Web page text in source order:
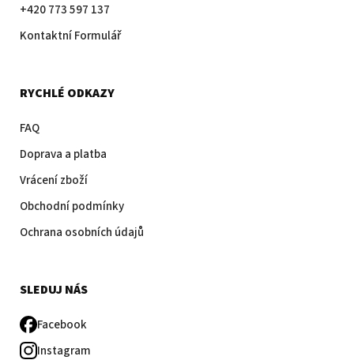
+420 773 597 137
Kontaktní Formulář
RYCHLÉ ODKAZY
FAQ
Doprava a platba
Vrácení zboží
Obchodní podmínky
Ochrana osobních údajů
SLEDUJ NÁS
Facebook
Instagram